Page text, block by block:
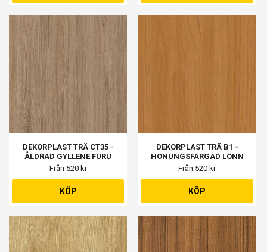
DEKORPLAST TRÄ CT35 -
ÅLDRAD GYLLENE FURU
Från 520 kr
KÖP
DEKORPLAST TRÄ B1 -
HONUNGSFÄRGAD LÖNN
Från 520 kr
KÖP